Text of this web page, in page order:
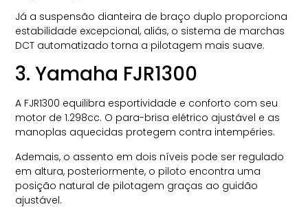
Já a suspensão dianteira de braço duplo proporciona
estabilidade excepcional, aliás, o sistema de marchas
DCT automatizado torna a pilotagem mais suave.
3. Yamaha FJR1300
A FJR1300 equilibra esportividade e conforto com seu
motor de 1.298cc. O para-brisa elétrico ajustável e as
manoplas aquecidas protegem contra intempéries.
Ademais, o assento em dois níveis pode ser regulado
em altura, posteriormente, o piloto encontra uma
posição natural de pilotagem graças ao guidão
ajustável.